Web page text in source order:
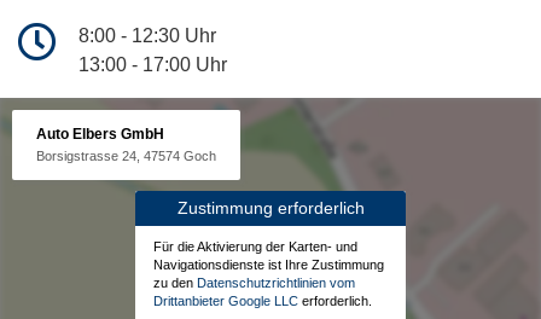
8:00 - 12:30 Uhr
13:00 - 17:00 Uhr
Auto Elbers GmbH
Borsigstrasse 24, 47574 Goch
Zustimmung erforderlich
Für die Aktivierung der Karten- und
Navigationsdienste ist Ihre Zustimmung
zu den Datenschutzrichtlinien vom
Drittanbieter Google LLC erforderlich.